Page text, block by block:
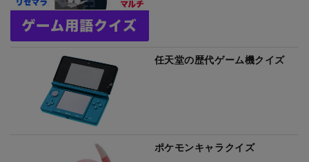
任天堂の歴代ゲーム機クイズ
ポケモンキャラクイズ